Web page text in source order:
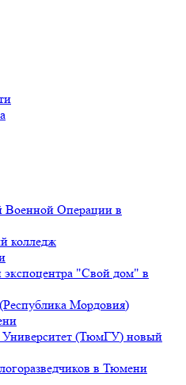
Военной Операции в
колледж
"Свой дом" в
Мордовия)
(ТюмГУ) новый
в Тюмени